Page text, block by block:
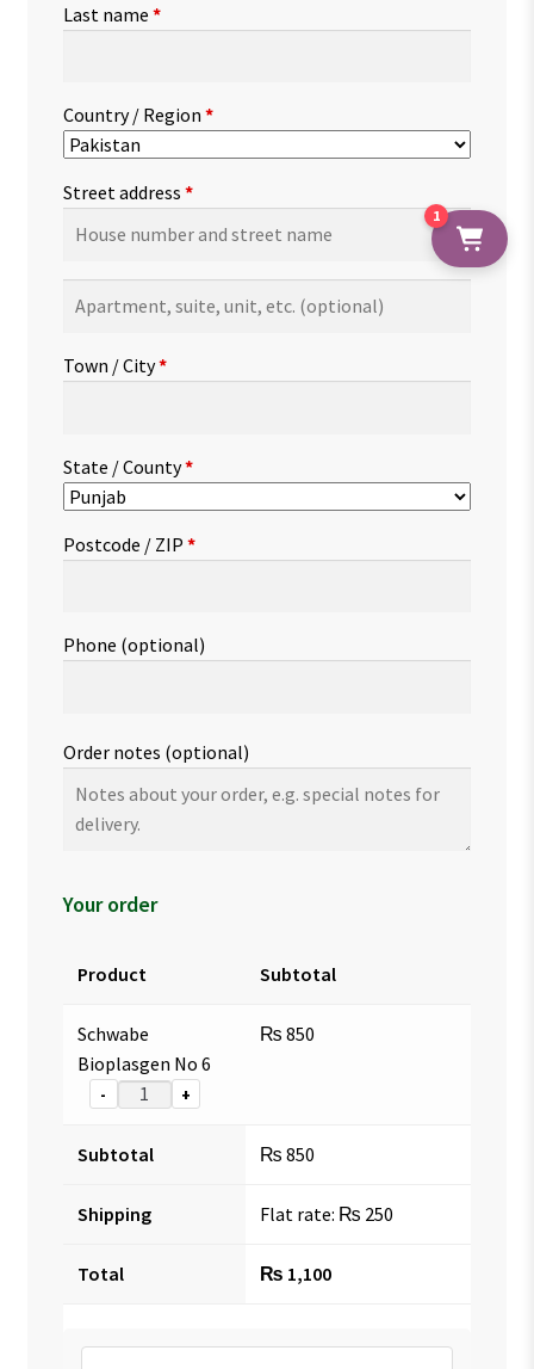
Last name *
Country / Region *
Street address *
suite,
etc.(optional)
Town / City*
State / County*
Postcode / ZIP *
Phone (optional)
Order notes (optional)
Your order
Product Subtotal
Schwabe
Bioplasgen No 6
- +
₨ 850
Subtotal ₨ 850
Shipping Flat rate: ₨ 250
Total ₨ 1,100
1